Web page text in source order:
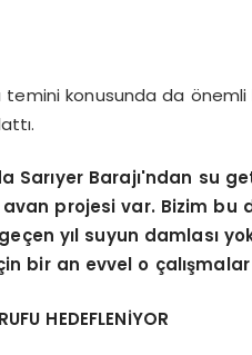
konusunda da önemli
Sarıyer Barajı'ndan
projesi var. Bizim bu
yıl suyun damlası
bir an evvel o
HEDEFLENİYOR